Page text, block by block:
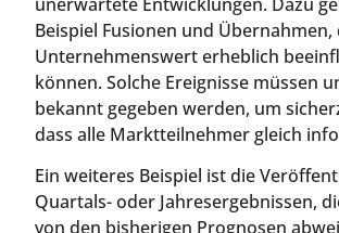
Beispiel Fusionen und Übernahmen,
Unternehmenswert erheblich
können. Solche Ereignisse müssen
bekannt gegeben werden, um
dass alle Marktteilnehmer gleich
Ein weiteres Beispiel ist die
Quartals- oder Jahresergebnissen,
von den bisherigen Prognosen